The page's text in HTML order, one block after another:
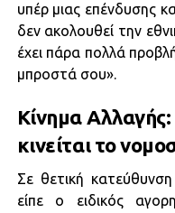
υπέρ μιας επένδυσης
δεν ακολουθεί την
έχει πάρα πολλά
μπροστά σου».
Κίνημα
κινείται το
Σε θετική
είπε ο ειδικός